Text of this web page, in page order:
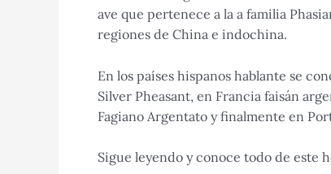
ave que pertenece a la a familia
regiones de China e indochina.
En los países hispanos hablante se
Silver Pheasant, en Francia faisán
Fagiano Argentato y finalmente en
Sigue leyendo y conoce todo de este